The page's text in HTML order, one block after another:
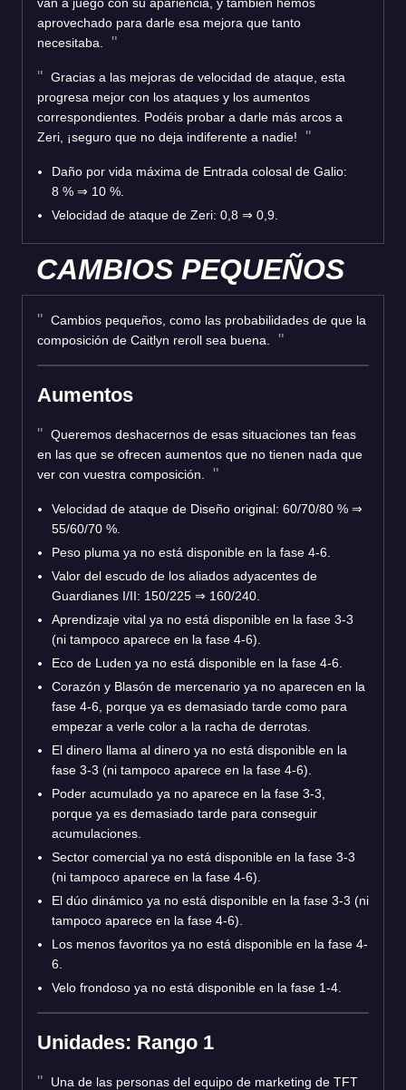
aprovechado para darle esa mejora que tanto
necesitaba.
Gracias a las mejoras de velocidad de ataque, esta
progresa mejor con los ataques y los aumentos
correspondientes. Podéis probar a darle más arcos a
Zeri, ¡seguro que no deja indiferente a nadie!
Daño por vida máxima de Entrada colosal de Galio:
8 % ⇒ 10 %.
Velocidad de ataque de Zeri: 0,8 ⇒ 0,9.
CAMBIOS PEQUEÑOS
Cambios pequeños, como las probabilidades de que la
composición de Caitlyn reroll sea buena.
Aumentos
Queremos deshacernos de esas situaciones tan feas
en las que se ofrecen aumentos que no tienen nada que
ver con vuestra composición.
Velocidad de ataque de Diseño original: 60/70/80 % ⇒
55/60/70 %.
Peso pluma ya no está disponible en la fase 4-6.
Valor del escudo de los aliados adyacentes de
Guardianes I/II: 150/225 ⇒ 160/240.
Aprendizaje vital ya no está disponible en la fase 3-3
(ni tampoco aparece en la fase 4-6).
Eco de Luden ya no está disponible en la fase 4-6.
Corazón y Blasón de mercenario ya no aparecen en la
fase 4-6, porque ya es demasiado tarde como para
empezar a verle color a la racha de derrotas.
El dinero llama al dinero ya no está disponible en la
fase 3-3 (ni tampoco aparece en la fase 4-6).
Poder acumulado ya no aparece en la fase 3-3,
porque ya es demasiado tarde para conseguir
acumulaciones.
Sector comercial ya no está disponible en la fase 3-3
(ni tampoco aparece en la fase 4-6).
El dúo dinámico ya no está disponible en la fase 3-3 (ni
tampoco aparece en la fase 4-6).
Los menos favoritos ya no está disponible en la fase 4-
6.
Velo frondoso ya no está disponible en la fase 1-4.
Unidades: Rango 1
Una de las personas del equipo de marketing de TFT